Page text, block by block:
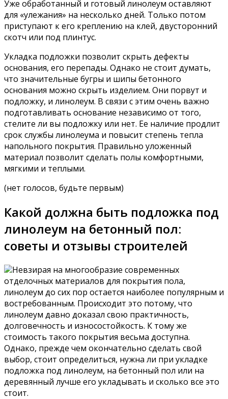
Уже обработанный и готовый линолеум оставляют
для «улежания» на несколько дней. Только потом
приступают к его креплению на клей, двусторонний
скотч или под плинтус.
Укладка подложки позволит скрыть дефекты
основания, его перепады. Однако не стоит думать,
что значительные бугры и шипы бетонного
основания можно скрыть изделием. Они порвут и
подложку, и линолеум. В связи с этим очень важно
подготавливать основание независимо от того,
стелите ли вы подложку или нет. Ее наличие продлит
срок службы линолеума и повысит степень тепла
напольного покрытия. Правильно уложенный
материал позволит сделать полы комфортными,
мягкими и теплыми.
(нет голосов, будьте первым)
Какой должна быть подложка под
линолеум на бетонный пол:
советы и отзывы строителей
Невзирая на многообразие современных
отделочных материалов для покрытия пола,
линолеум до сих пор остается наиболее популярным и
востребованным. Происходит это потому, что
линолеум давно доказал свою практичность,
долговечность и износостойкость. К тому же
стоимость такого покрытия весьма доступна.
Однако, прежде чем окончательно сделать свой
выбор, стоит определиться, нужна ли при укладке
подложка под линолеум, на бетонный пол или на
деревянный лучше его укладывать и сколько все это
стоит.